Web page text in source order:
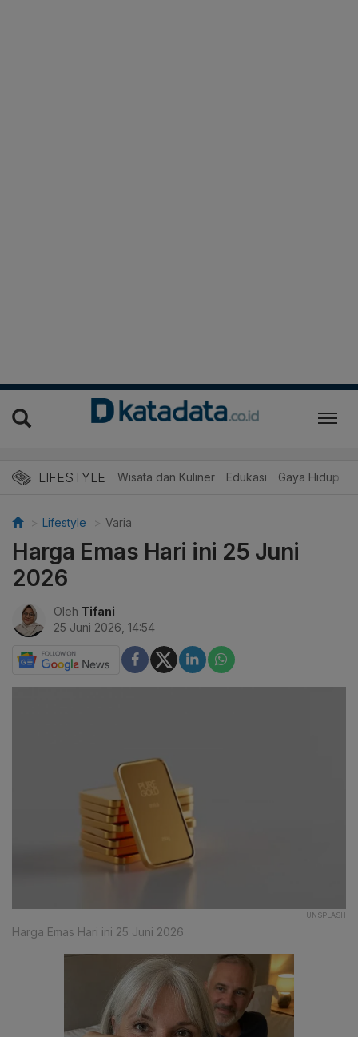
LIFESTYLE Wisata dan Kuliner Edukasi Gaya Hidup
Lifestyle Varia
Harga Emas Hari ini 25 Juni
2026
Oleh Tifani
25 Juni 2026, 14:54
UNSPLASH
Harga Emas Hari ini 25 Juni 2026